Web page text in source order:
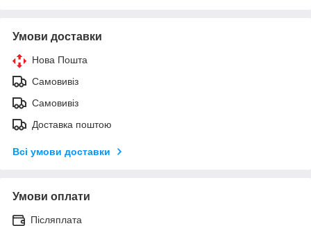
Умови доставки
Нова Пошта
Самовивіз
Самовивіз
Доставка поштою
Всі умови доставки
Умови оплати
Післяплата